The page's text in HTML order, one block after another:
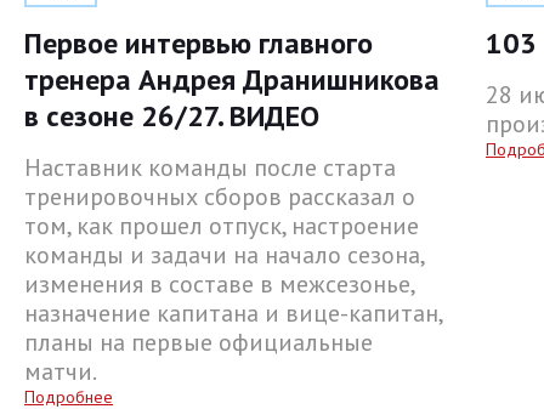
Первое интервью главного
тренера Андрея Дранишникова
в сезоне 26/27. ВИДЕО
Наставник команды после старта
тренировочных сборов рассказал о
том, как прошел отпуск, настроение
команды и задачи на начало сезона,
изменения в составе в межсезонье,
назначение капитана и вице-капитан,
планы на первые официальные
матчи.
Подробнее
103
28